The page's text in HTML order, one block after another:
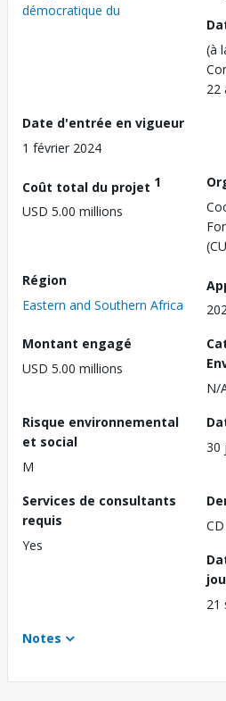
démocratique du
(à
22
Date d'entrée en vigueur
1 février 2024
Coût total du projet 1
USD 5.00 millions
Région
Eastern and Southern Africa
Montant engagé
USD 5.00 millions
N/
Risque environnemental
et social
M
30
Services de consultants
requis
Yes
21
Notes